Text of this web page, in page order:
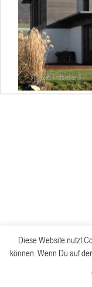
313×236 Hofbieber 3
Diese Website nutzt
können. Wenn Du auf